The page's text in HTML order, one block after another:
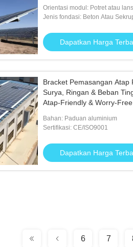
Orientasi modul: Potret atau
Jenis fondasi: Beton Atau
Dapatkan Harga
Bracket Pemasangan Atap
Surya, Ringan & Beban
Atap-Friendly & Worry-Free
Bahan: Paduan aluminium
Sertifikasi: CE/ISO9001
Dapatkan Harga
6 7